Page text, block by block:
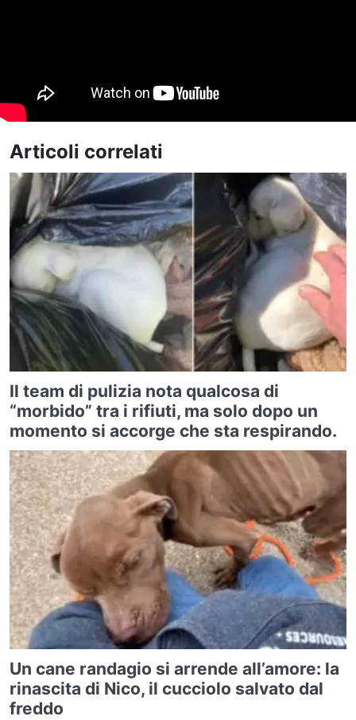
Articoli correlati
Il team di pulizia nota qualcosa di
“morbido” tra i rifiuti, ma solo dopo un
momento si accorge che sta respirando.
Un cane randagio si arrende all’amore: la
rinascita di Nico, il cucciolo salvato dal
freddo